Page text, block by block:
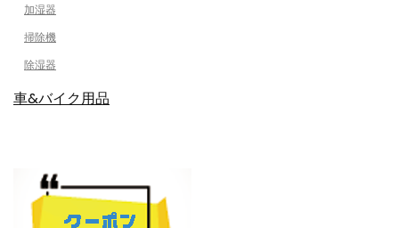
加湿器
掃除機
除湿器
車&バイク用品